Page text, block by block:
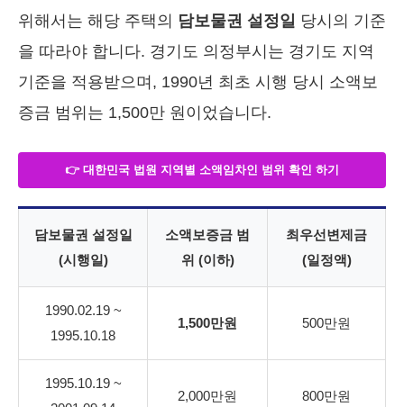
위해서는 해당 주택의 담보물권 설정일 당시의 기준
을 따라야 합니다. 경기도 의정부시는 경기도 지역
기준을 적용받으며, 1990년 최초 시행 당시 소액보
증금 범위는 1,500만 원이었습니다.
👉 대한민국 법원 지역별 소액임차인 범위 확인 하기
담보물권 설정일
(시행일)
소액보증금 범
위 (이하)
최우선변제금
(일정액)
1990.02.19 ~
1995.10.18
1,500만원 500만원
1995.10.19 ~
2,000만원 800만원